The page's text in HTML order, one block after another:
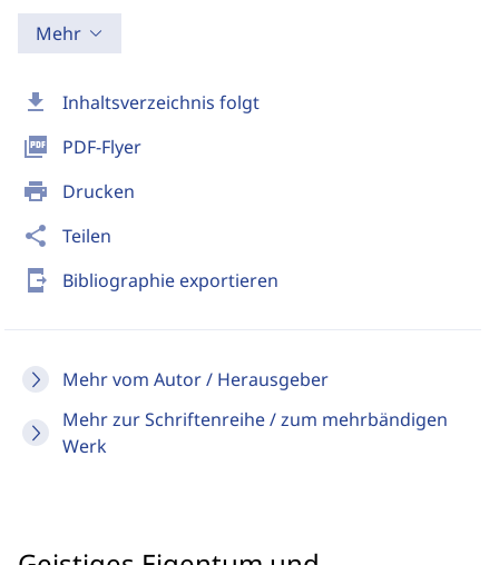
download Inhaltsverzeichnis folgt
picture_as_pdf PDF-Flyer
print Drucken
share Teilen
send_to_mobile Bibliographie exportieren
Mehr vom Autor / Herausgeber
Mehr zur Schriftenreihe / zum mehrbändigen
Werk
Mehr